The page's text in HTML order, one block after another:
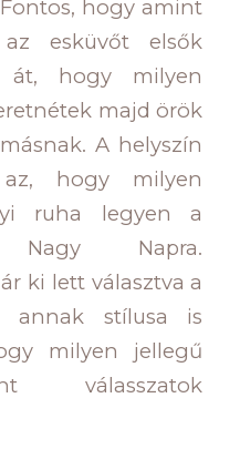
hogy amint
esküvőt elsők
át, hogy milyen
majd örök
A helyszín
hogy milyen
ruha legyen a
Napra.
ki lett választva a
annak stílusa is
milyen jellegű
válasszatok